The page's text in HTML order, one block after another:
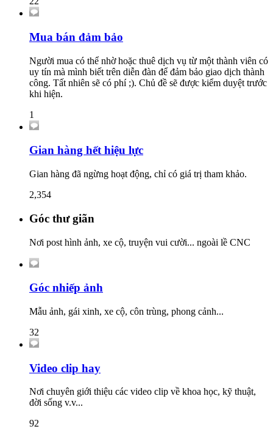
Mua bán đảm bảo
Người mua có thể nhờ hoặc thuê dịch vụ từ một thành viên có
uy tín mà mình biết trên diễn đàn để đảm bảo giao dịch thành
công. Tất nhiên sẽ có phí ;). Chủ đề sẽ được kiểm duyệt trước
khi hiện.
1
Gian hàng hết hiệu lực
Gian hàng đã ngừng hoạt động, chỉ có giá trị tham khảo.
2,354
Góc thư giãn
Nơi post hình ảnh, xe cộ, truyện vui cười... ngoài lề CNC
Góc nhiếp ảnh
Mẫu ảnh, gái xinh, xe cộ, côn trùng, phong cảnh...
32
Video clip hay
Nơi chuyên giới thiệu các video clip về khoa học, kỹ thuật,
đời sống v.v...
92